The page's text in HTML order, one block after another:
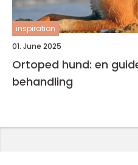
inspiration
01. June 2025
Ortoped hund: en
behandling